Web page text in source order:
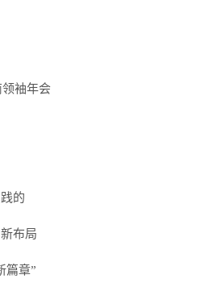
袖年会
的
布局
篇章”